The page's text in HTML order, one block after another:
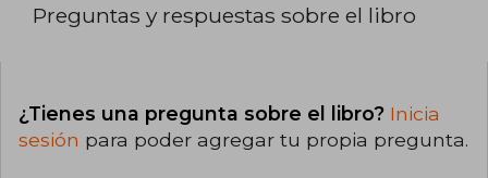
Preguntas y respuestas sobre el libro
¿Tienes una pregunta sobre el libro? Inicia
sesión para poder agregar tu propia pregunta.